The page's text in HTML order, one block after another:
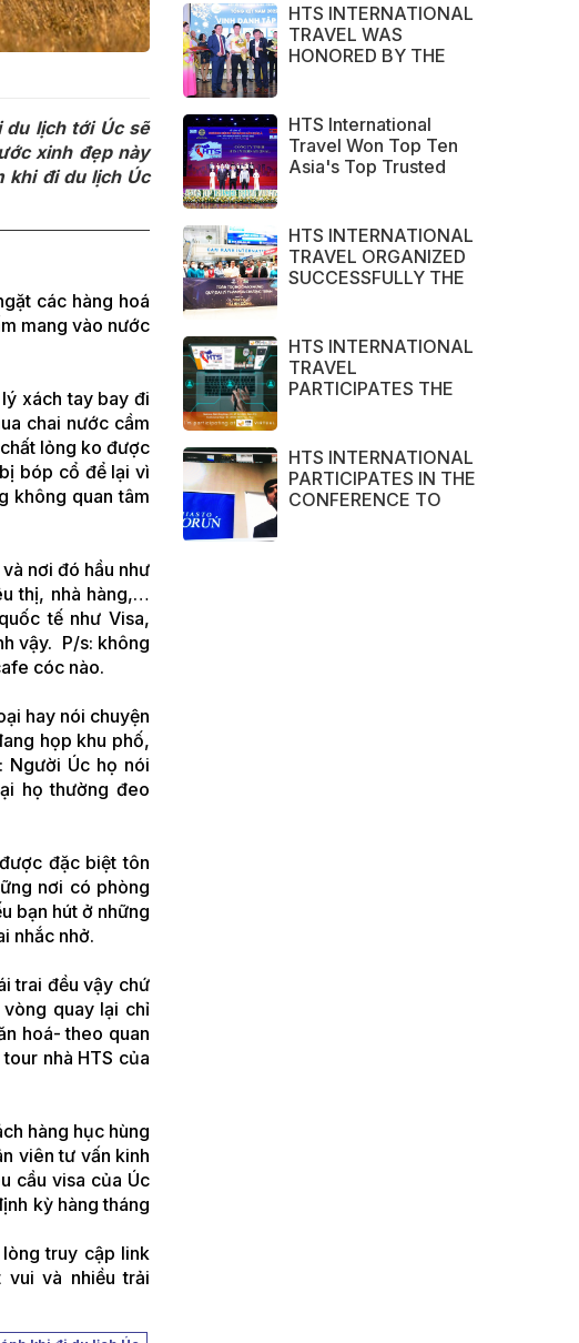
du lịch tới Úc sẽ
xinh đẹp này
khi đi du lịch Úc
các hàng hoá
mang vào nước
xách tay bay đi
chai nước cầm
lỏng ko được
bóp cổ để lại vì
không quan tâm
nơi đó hầu như
thị, nhà hàng,…
tế như Visa,
vậy. P/s: không
cóc nào.
hay nói chuyện
họp khu phố,
Người Úc họ nói
họ thường đeo
đặc biệt tôn
nơi có phòng
bạn hút ở những
nhắc nhở.
trai đều vậy chứ
quay lại chỉ
hoá- theo quan
nhà HTS của
hàng hục hùng
viên tư vấn kinh
cầu visa của Úc
kỳ hàng tháng
truy cập link
vui và nhiều trải
HTS INTERNATIONAL
TRAVEL WAS
HONORED BY THE
ASSOCIATION in
2022
HTS International
Travel Won Top Ten
Asia's Top Trusted
HTS INTERNATIONAL
TRAVEL ORGANIZED
SUCCESSFULLY THE
RANH
HTS INTERNATIONAL
TRAVEL
PARTICIPATES THE
2021 – ITB ASIA,
MICE SHOW ASIA
AND TRAVEL TECH
HTS INTERNATIONAL
PARTICIPATES IN THE
CONFERENCE TO